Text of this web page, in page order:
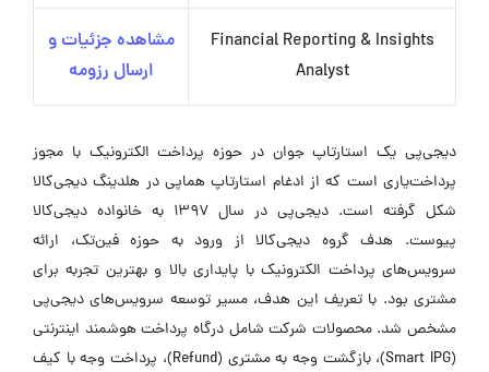
Financial Reporting & Insights
Analyst
مشاهده جزئیات و
ارسال رزومه
دیجی‌پی یک استارتاپ جوان در حوزه پرداخت الکترونیک با مجوز
پرداخت‌یاری است که از ادغام استارتاپ هماپی در هلدینگ دیجی‌کالا
شکل گرفته است. دیجی‌پی در سال ۱۳۹۷ به خانواده دیجی‌کالا
پیوست. هدف گروه دیجی‌کالا از ورود به حوزه فین‌تک، ارائه
سرویس‌های پرداخت الکترونیک با پایداری بالا و بهترین تجربه برای
مشتری بود. با تعریف این هدف، مسیر توسعه سرویس‌های دیجی‌پی
مشخص شد. محصولات شرکت شامل درگاه پرداخت هوشمند اینترنتی
(Smart IPG)، بازگشت وجه به مشتری (Refund)، پرداخت وجه با کیف